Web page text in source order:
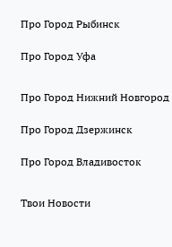
Про Город Рыбинск
Про Город Уфа
Про Город Нижний Новгород
Про Город Дзержинск
Про Город Владивосток
Твои Новости